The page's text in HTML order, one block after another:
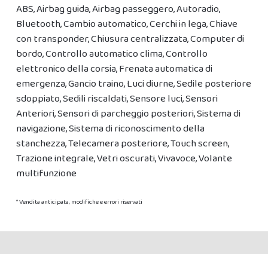
ABS, Airbag guida, Airbag passeggero, Autoradio,
Bluetooth, Cambio automatico, Cerchi in lega, Chiave
con transponder, Chiusura centralizzata, Computer di
bordo, Controllo automatico clima, Controllo
elettronico della corsia, Frenata automatica di
emergenza, Gancio traino, Luci diurne, Sedile posteriore
sdoppiato, Sedili riscaldati, Sensore luci, Sensori
Anteriori, Sensori di parcheggio posteriori, Sistema di
navigazione, Sistema di riconoscimento della
stanchezza, Telecamera posteriore, Touch screen,
Trazione integrale, Vetri oscurati, Vivavoce, Volante
multifunzione
* Vendita anticipata, modifiche e errori riservati